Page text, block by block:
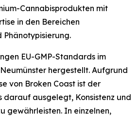
Cannabisprodukten mit
in den Bereichen
Phänotypisierung.
EU-GMP-Standards im
hergestellt. Aufgrund
von Broken Coast ist der
darauf ausgelegt, Konsistenz und
gewährleisten. In einzelnen,